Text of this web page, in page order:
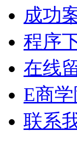
成功
程序
在线
E商
联系